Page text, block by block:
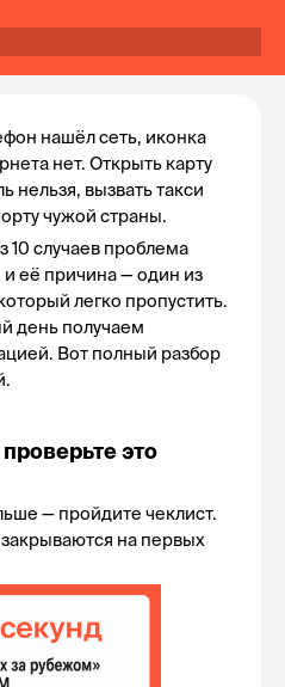
нашёл сеть, иконка
нет. Открыть карту
нельзя, вызвать такси
чужой страны.
10 случаев проблема
и её причина — один из
легко пропустить.
день получаем
Вот полный разбор
это
— пройдите чеклист.
на первых